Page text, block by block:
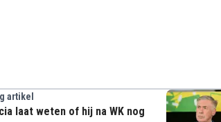
artikel
laat weten of hij na WK nog